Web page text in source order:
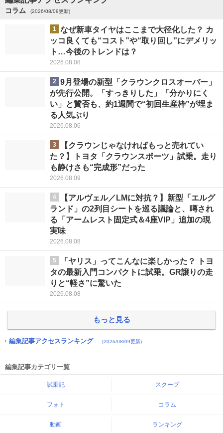
コラム (2026/08/09更新)
1
なぜ新車タイヤはここまで大径化した？ カ
ッコ良くても“コスト”や“取り回し”にデメリッ
ト…今後のトレンドは？
2026.08.08
2
9月登場の新型「クラウンクロスオーバー」
が先行公開。「すっきりした」「分かりにく
い」と賛否も、約1週間で“初回生産枠”が埋ま
る人気ぶり
2026.08.06
3
【クラウンじゃなければもっと売れてい
た？】トヨタ「クラウンスポーツ」試乗。走り
も静けさも“完成形”だった
2026.08.09
4
【アルヴェル／LMに対抗？】新型「エルグ
ランド」の2列目シートを巡る議論と、噂され
る「アームレスト固定式＆4座VIP」追加の現
実味
2026.08.08
5
「ヤリス」ってこんなに楽しかった？ トヨ
タの最新入門コンパクトに試乗。GR譲りの走
りと“軽さ”に驚いた
2026.08.08
もっと見る
編集記事アクセスランキング (2026/08/09更新)
編集記事カテゴリ一覧
試乗記 スクープ
フォト コラム
動画 ランキング